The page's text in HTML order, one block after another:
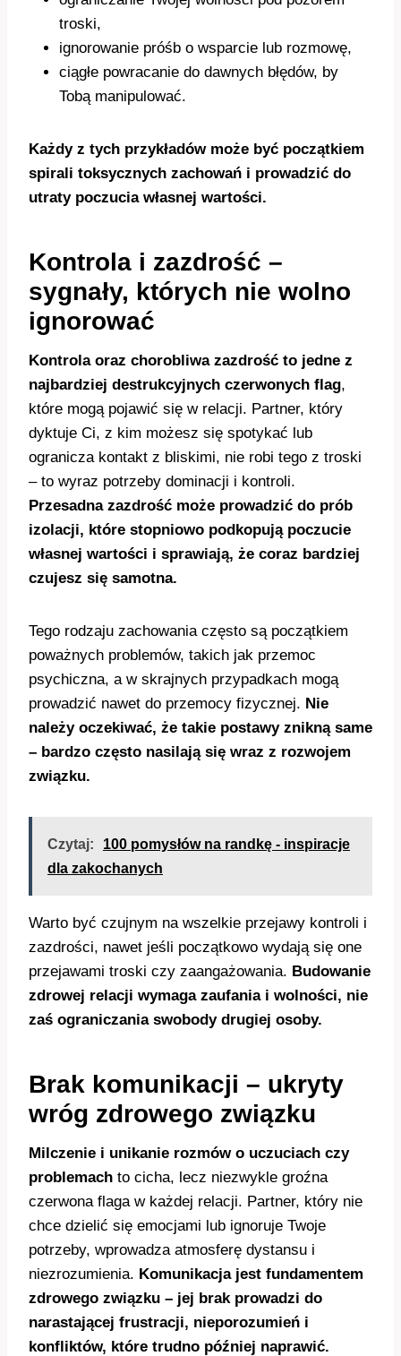
troski,
ignorowanie próśb o wsparcie lub rozmowę,
ciągłe powracanie do dawnych błędów, by
Tobą manipulować.
Każdy z tych przykładów może być początkiem
spirali toksycznych zachowań i prowadzić do
utraty poczucia własnej wartości.
Kontrola i zazdrość –
sygnały, których nie wolno
ignorować
Kontrola oraz chorobliwa zazdrość to jedne z
najbardziej destrukcyjnych czerwonych flag,
które mogą pojawić się w relacji. Partner, który
dyktuje Ci, z kim możesz się spotykać lub
ogranicza kontakt z bliskimi, nie robi tego z troski
– to wyraz potrzeby dominacji i kontroli.
Przesadna zazdrość może prowadzić do prób
izolacji, które stopniowo podkopują poczucie
własnej wartości i sprawiają, że coraz bardziej
czujesz się samotna.
Tego rodzaju zachowania często są początkiem
poważnych problemów, takich jak przemoc
psychiczna, a w skrajnych przypadkach mogą
prowadzić nawet do przemocy fizycznej. Nie
należy oczekiwać, że takie postawy znikną same
– bardzo często nasilają się wraz z rozwojem
związku.
Czytaj:
100 pomysłów na randkę - inspiracje
dla zakochanych
Warto być czujnym na wszelkie przejawy kontroli i
zazdrości, nawet jeśli początkowo wydają się one
przejawami troski czy zaangażowania. Budowanie
zdrowej relacji wymaga zaufania i wolności, nie
zaś ograniczania swobody drugiej osoby.
Brak komunikacji – ukryty
wróg zdrowego związku
Milczenie i unikanie rozmów o uczuciach czy
problemach to cicha, lecz niezwykle groźna
czerwona flaga w każdej relacji. Partner, który nie
chce dzielić się emocjami lub ignoruje Twoje
potrzeby, wprowadza atmosferę dystansu i
niezrozumienia. Komunikacja jest fundamentem
zdrowego związku – jej brak prowadzi do
narastającej frustracji, nieporozumień i
konfliktów, które trudno później naprawić.